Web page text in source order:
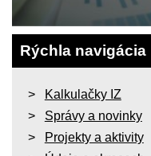
Rýchla navigácia
Kalkulačky IZ
Správy a novinky
Projekty a aktivity